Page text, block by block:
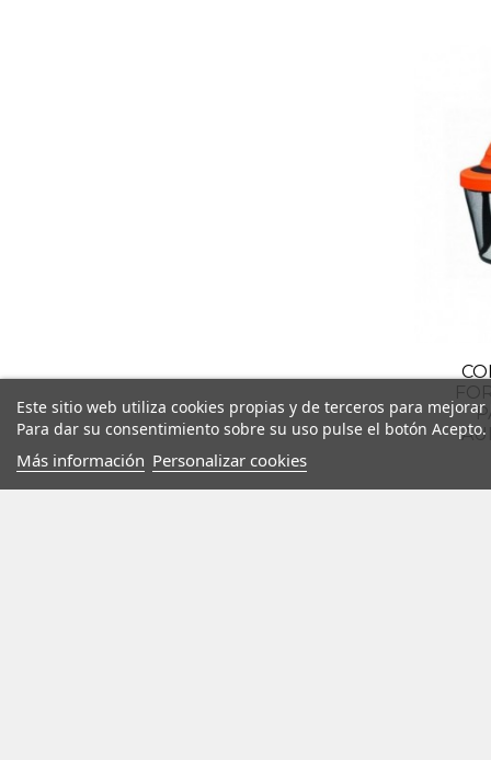
Este sitio web utiliza cookies propias y de terceros para
Para dar su consentimiento sobre su uso pulse el botón Acepto.
Más información Personalizar cookies
Protección de
Protección
Protección para
Protección
Seguridad /
Protección del
© Copyright 2025 RG Iberia